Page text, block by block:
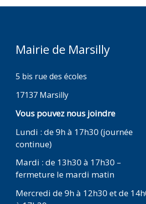
Mairie de Marsilly
5 bis rue des écoles
17137 Marsilly
Vous pouvez nous joindre
Lundi : de 9h à 17h30 (journée
continue)
Mardi : de 13h30 à 17h30 –
fermeture le mardi matin
Mercredi de 9h à 12h30 et de